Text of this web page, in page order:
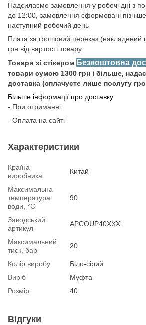
Надсилаємо замовлення у робочі дні з
до 12:00, замовлення сформовані
наступний робочий день
Плата за грошовий переказ (накладений
грн від вартості товару
Товари зі стікером Безкоштовна
товари сумою 1300 грн і більше,
доставка (сплачуєте лише послугу
Більше інформації про доставку
- При отриманні
- Оплата на сайті
Характеристики
Країна
виробника
Китай
Максимальна
температура
води, °С
90
Заводський
артикул
APCOUP40XXX
Максимальний
тиск, бар
20
Колір виробу
Біло-сірий
Виріб
Муфта
Розмір
40
Відгуки